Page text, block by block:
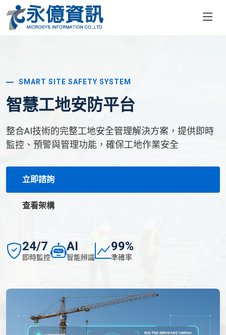
SMART SITE SAFETY SYSTEM
智慧工地安防平台
整合AI技術的完整工地安全管理解決方案，提供即時
監控、預警與管理功能，確保工地作業安全
立即諮詢
查看架構
24/7
即時監控
AI
智能辨識
99%
準確率